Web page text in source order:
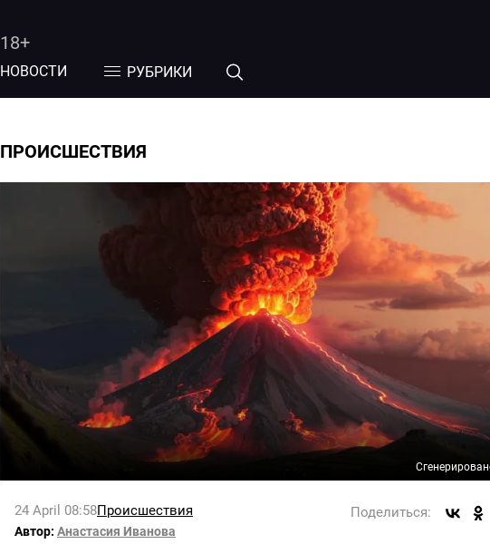
18+
НОВОСТИ РУБРИКИ
ПРОИСШЕСТВИЯ
24 April 08:58Происшествия Поделиться:
Автор: Анастасия Иванова